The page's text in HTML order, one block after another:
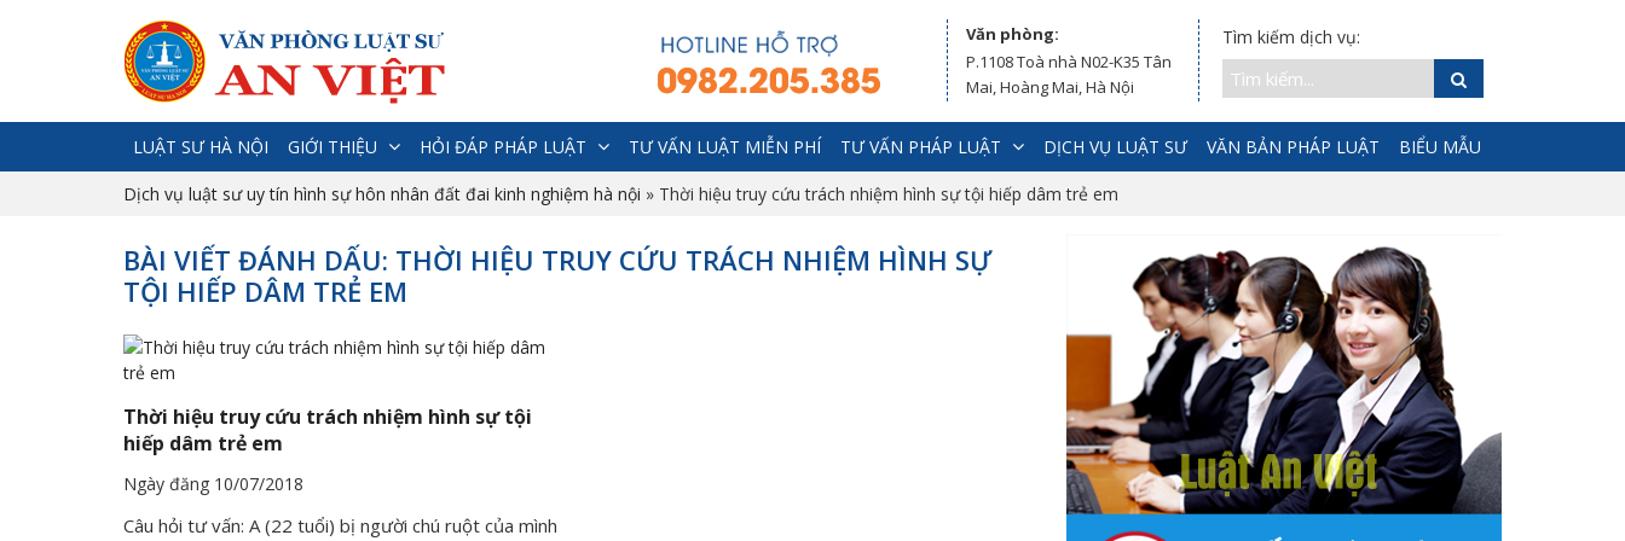
Văn phòng:
P.1108 Toà nhà N02-K35 Tân
Mai, Hoàng Mai, Hà Nội
Tìm kiếm dịch vụ:
LUẬT SƯ HÀ NỘI GIỚI THIỆU HỎI ĐÁP PHÁP LUẬT TƯ VẤN LUẬT MIỄN PHÍ TƯ VẤN PHÁP LUẬT DỊCH VỤ LUẬT SƯ VĂN BẢN PHÁP LUẬT BIỂU MẪU
Dịch vụ luật sư uy tín hình sự hôn nhân đất đai kinh nghiệm hà nội » Thời hiệu truy cứu trách nhiệm hình sự tội hiếp dâm trẻ em
BÀI VIẾT ĐÁNH DẤU: THỜI HIỆU TRUY CỨU TRÁCH NHIỆM HÌNH SỰ
TỘI HIẾP DÂM TRẺ EM
Thời hiệu truy cứu trách nhiệm hình sự tội
hiếp dâm trẻ em
Ngày đăng 10/07/2018
Câu hỏi tư vấn: A (22 tuổi) bị người chú ruột của mình